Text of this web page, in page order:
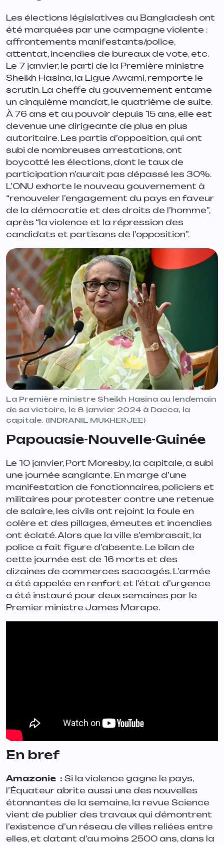
Les élections législatives au Bangladesh ont
été marquées par une campagne violente :
affrontements manifestants/police,
attentat, incendies de bureaux de vote, etc.
Le 7 janvier, le parti de la Première ministre
Sheikh Hasina, la Ligue Awami, remporte le
scrutin. La cheffe du gouvernement entame
un cinquième mandat, le quatrième de suite.
À 76 ans et au pouvoir depuis 15 ans, elle est
devenue une dirigeante de plus en plus
autoritaire. Les partis d’opposition, qui ont
subi de nombreuses arrestations, ont
boycotté les élections, dont le taux de
participation n’aurait pas dépassé les 30%.
L’ONU exhorte le nouveau gouvernement à
“renouveler l’engagement du pays en faveur
de la démocratie et des droits de l’homme”,
après “la violence et la répression des
candidats et partisans de l’opposition”.
La Première ministre Sheikh Hasina au lendemain
de sa victoire, le 8 janvier 2024 à Dacca, la
capitale. (INDRANIL MUKHERJEE)
Papouasie-Nouvelle-Guinée
Le 10 janvier, Port Moresby, la capitale, a subi
une journée sanglante. En marge d’une
manifestation de fonctionnaires, policiers et
militaires pour protester contre une retenue
de salaire, les civils ont rejoint la foule en
colère et des pillages, émeutes et incendies
ont éclaté. Alors que la ville s’embrasait, la
police a fait figure d’absente. Le bilan de
cette journée est de 16 morts et des
dizaines de commerces saccagés. L’armée
a été appelée en renfort et l’état d’urgence
a été instauré pour deux semaines par le
Premier ministre James Marape.
En bref
Amazonie : Si la violence gagne le pays,
l’Équateur abrite aussi une des nouvelles
étonnantes de la semaine, la revue Science
vient de publier des travaux qui démontrent
l’existence d’un réseau de villes reliées entre
elles, et datant d’au moins 2500 ans, dans la